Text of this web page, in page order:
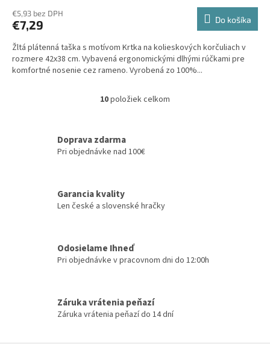
€5,93 bez DPH
€7,29 Do košíka
Žltá plátenná taška s motívom Krtka na kolieskových korčuliach v
rozmere 42x38 cm. Vybavená ergonomickými dlhými rúčkami pre
komfortné nosenie cez rameno. Vyrobená zo 100%...
O
d
p
k
v
i
s
10položiek celkom
Doprava zdarma
Pri objednávke nad 100€
Garancia kvality
Len české a slovenské hračky
Odosielame Ihneď
Pri objednávke v pracovnom dni do 12:00h
Záruka vrátenia peňazí
Záruka vrátenia peňazí do 14 dní